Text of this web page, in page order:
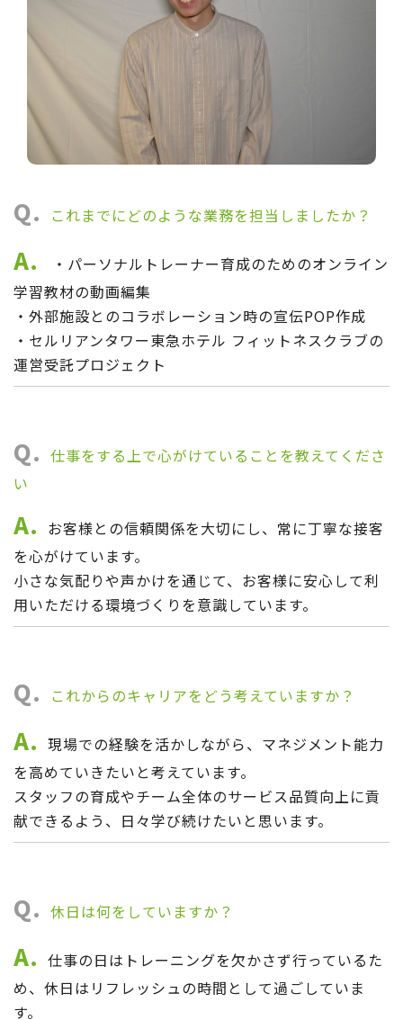
Q. これまでにどのような業務を担当しましたか？
A.
・パーソナルトレーナー育成のためのオンライン
学習教材の動画編集
・外部施設とのコラボレーション時の宣伝POP作成
・セルリアンタワー東急ホテル フィットネスクラブの
運営受託プロジェクト
Q. 仕事をする上で心がけていることを教えてくださ
い
A. お客様との信頼関係を大切にし、常に丁寧な接客
を心がけています。
小さな気配りや声かけを通じて、お客様に安心して利
用いただける環境づくりを意識しています。
Q. これからのキャリアをどう考えていますか？
A. 現場での経験を活かしながら、マネジメント能力
を高めていきたいと考えています。
スタッフの育成やチーム全体のサービス品質向上に貢
献できるよう、日々学び続けたいと思います。
Q. 休日は何をしていますか？
A. 仕事の日はトレーニングを欠かさず行っているた
め、休日はリフレッシュの時間として過ごしていま
す。